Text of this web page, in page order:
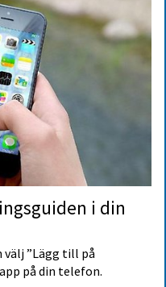
i din
”Lägg till på
på din telefon.